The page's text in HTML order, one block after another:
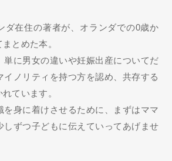
ダ在住の著者が、オランダでの0歳か
とめた本。
単に男女の違いや妊娠出産についてだ
イノリティを持つ方を認め、共存する
ています。
を身に着けさせるために、まずはママ
しずつ子どもに伝えていってあげませ